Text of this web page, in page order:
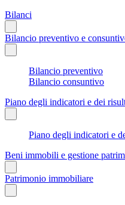
Bilanci
Bilancio preventivo e
Bilancio preventivo
Bilancio consuntivo
Piano degli indicatori e dei
Piano degli indicatori e
Beni immobili e gestione
Patrimonio immobiliare